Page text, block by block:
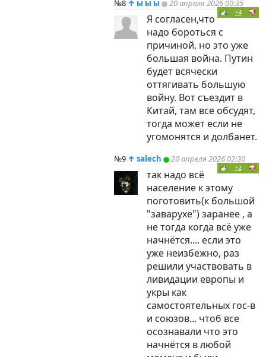
№8 ↑ ы ы ы 20 апреля 2026 00:35
+4
Я согласен,что
надо бороться с
причиной, но это уже
большая война. Путин
будет всячески
оттягивать большую
войну. Вот съездит в
Китай, там все обсудят,
тогда может если не
угомонятся и долбанет.
№9 ↑ salech 20 апреля 2026 02:30
+2
так надо всё
население к этому
поготовить(к большой
"заварухе") заранее , а
не тогда когда всё уже
начнётся.... если это
уже неизбежно, раз
решили участвовать в
ливидации европы и
укры как
самостоятельных гос-в
и союзов... чтоб все
осознавали что это
начнётся в любой